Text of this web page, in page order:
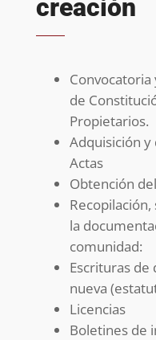
creación
Convocatoria
de
Propietarios.
Adquisición
Actas
Obtención
la
comunidad:
Escrituras de
nueva
Licencias
Boletines de